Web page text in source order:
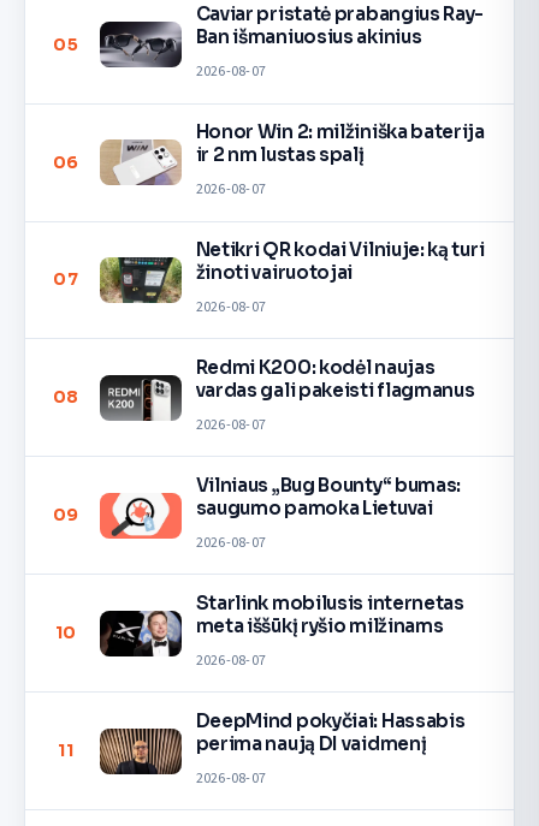
05
Caviar pristatė prabangius Ray-
Ban išmaniuosius akinius
2026-08-07
06
Honor Win 2: milžiniška baterija
ir 2 nm lustas spalį
2026-08-07
07
Netikri QR kodai Vilniuje: ką turi
žinoti vairuotojai
2026-08-07
08
Redmi K200: kodėl naujas
vardas gali pakeisti flagmanus
2026-08-07
09
Vilniaus „Bug Bounty“ bumas:
saugumo pamoka Lietuvai
2026-08-07
10
Starlink mobilusis internetas
meta iššūkį ryšio milžinams
2026-08-07
11
DeepMind pokyčiai: Hassabis
perima naują DI vaidmenį
2026-08-07